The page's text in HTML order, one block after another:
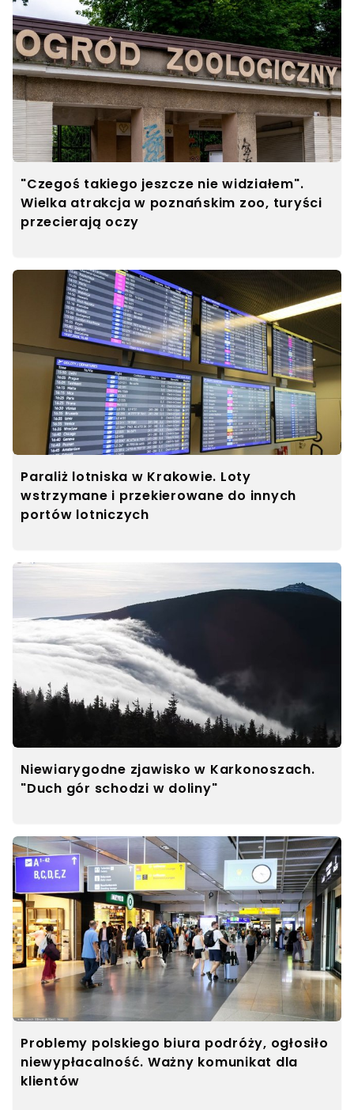
"Czegoś takiego jeszcze nie widziałem".
Wielka atrakcja w poznańskim zoo, turyści
przecierają oczy
Paraliż lotniska w Krakowie. Loty
wstrzymane i przekierowane do innych
portów lotniczych
Niewiarygodne zjawisko w Karkonoszach.
"Duch gór schodzi w doliny"
Problemy polskiego biura podróży, ogłosiło
niewypłacalność. Ważny komunikat dla
klientów